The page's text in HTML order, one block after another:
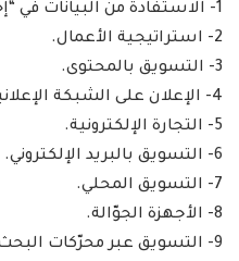
1- الاستفادة من البيانات في “إحصاءات Google”.
2- استراتيجية الأعمال.
3- التسويق بالمحتوى.
4- الإعلان على الشبكة الإعلانية.
5- التجارة الإلكترونية.
6- التسويق بالبريد الإلكتروني.
7- التسويق المحلي.
8- الأجهزة الجوّالة.
9- التسويق عبر محرّكات البحث.